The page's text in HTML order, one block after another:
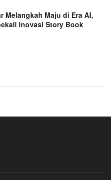
Melangkah Maju di Era AI,
Inovasi Story Book